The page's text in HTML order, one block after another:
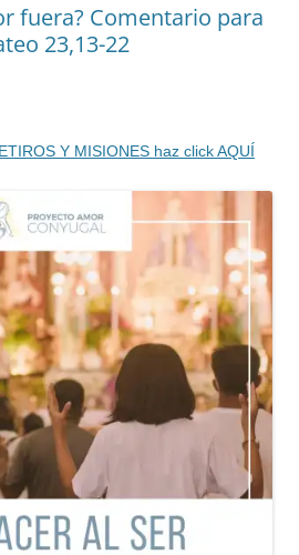
fuera? Comentario para
23,13-22
Y MISIONES haz click AQUÍ